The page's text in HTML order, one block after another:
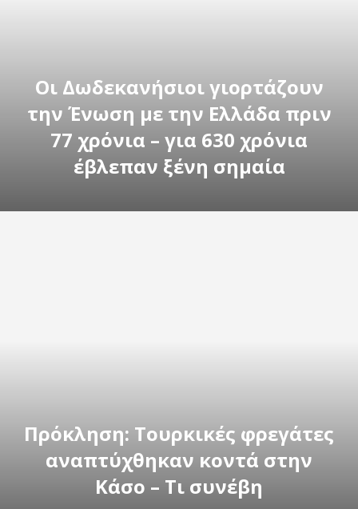
Οι Δωδεκανήσιοι γιορτάζουν
την Ένωση με την Ελλάδα πριν
77 χρόνια – για 630 χρόνια
έβλεπαν ξένη σημαία
Πρόκληση: Tουρκικές φρεγάτες
αναπτύχθηκαν κοντά στην
Κάσο – Τι συνέβη